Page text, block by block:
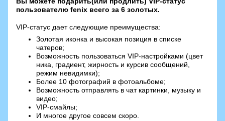
пользователю fenix всего за 6 золотых.
VIP-статус дает следующие преимущества:
Золотая иконка и высокая позиция в списке
чатеров;
Возможность пользоваться VIP-настройками (цвет
ника, градиент, жирность и курсив сообщений,
режим невидимки);
Более 10 фотографий в фотоальбоме;
Возможность отправлять в чат картинки, музыку и
видео;
VIP-смайлы;
И многое другое совсем скоро.